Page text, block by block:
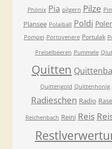
Phönix Pia pilgern Pilze
Plansee Polaiball Poldi
Pompei Portovenere Portulak
Preiselbeeren Pummele
Quitten
Quittengold Quittenhonig
Radieschen Radio
Reichenbach Reini Reis